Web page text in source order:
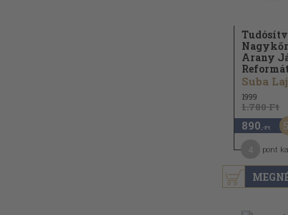
Arany
Suba
1999
1.780 Ft
890 ,-Ft
pont